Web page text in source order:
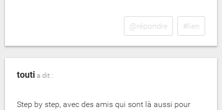
@répondre #lien
touti a dit :
Step by step, avec des amis qui sont là aussi pour